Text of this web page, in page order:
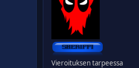
Vieroituksen tarpeessa